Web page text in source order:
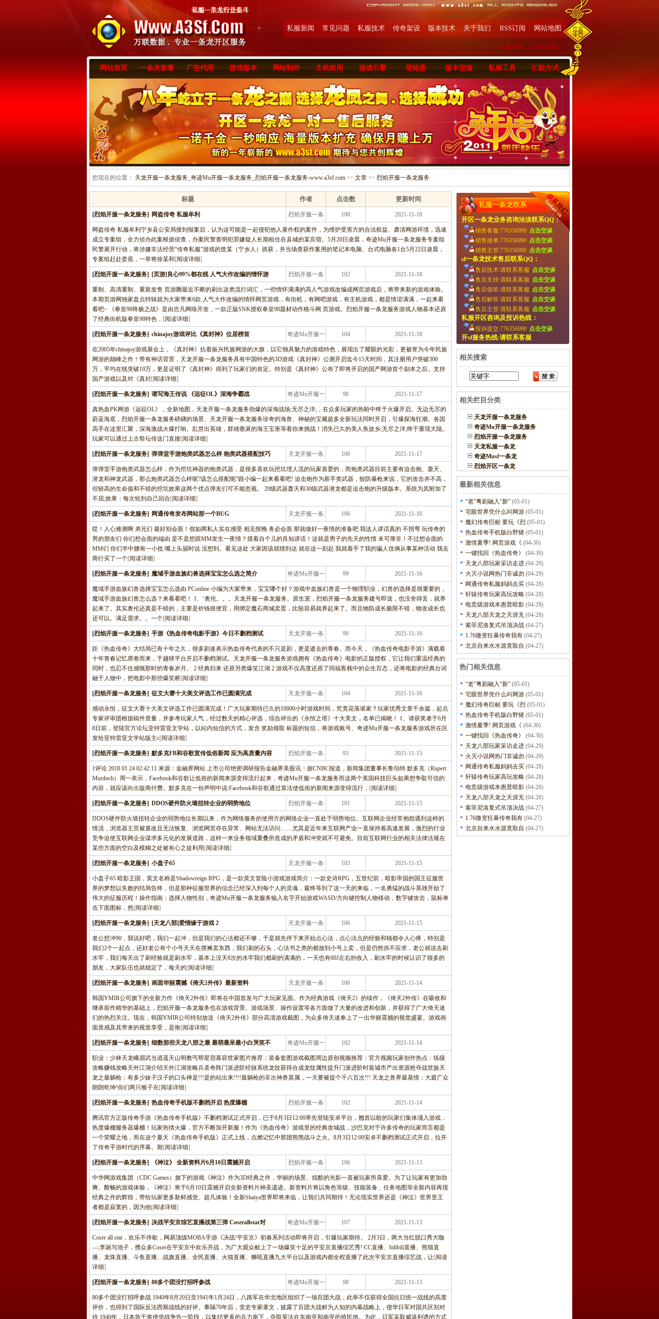
私服新闻 常见问题 私服技术 传奇架设 版本技术 关于我们 RSS订阅 网站地图
收藏本站 设为首页
网站首页 一条龙套餐 广告代理 游戏版本 网站制作 主机租用 游戏引擎 登陆器 版本定做 私服工具 汇款方式
您现在的位置： 天龙开服一条龙服务_奇迹Mu开服一条龙服务_烈焰开服一条龙服务-www.a3sf.com >> 文章 >> 烈焰开服一条龙服务
标题 作者 点击数 更新时间
[烈焰开服一条龙服务] 网盗传奇 私服牟利 烈焰开服一条
龙服务
100 2021-11-18
网盗传奇 私服牟利宁乡县公安局接到报案后，认为这可能是一起侵犯他人著作权的案件，为维护受害方的合法权益、肃清网游环境，迅速
成立专案组，全力侦办此案根据侦查，办案民警查明犯罪嫌疑人长期租住在县城的某宾馆。5月20日凌晨，奇迹Mu开服一条龙服务专案组
民警展开行动，将涉嫌非法经营“传奇私服”游戏的曾某（宁乡人）抓获，并当场查获作案用的笔记本电脑、台式电脑各1台5月22日凌晨，
专案组赶赴娄底，一举将徐某和 [阅读详细]
[烈焰开服一条龙服务] [页游]良心99%都在线 人气大作改编的情怀游 烈焰开服一条
龙服务
102 2021-11-18
重制、高清重制、重新发售 页游圈最近不断的刷出这类流行词汇，一些情怀满满的高人气游戏改编成网页游戏后，将带来新的游戏体验。
本期页游网独家盘点特辑就为大家带来6款 人气大作改编的情怀网页游戏，有街机，有网吧游戏，有主机游戏，都是情谊满满，一起来看
看吧~ 《拳皇98终极之战》是由岂凡网络开发，一款正版SNK授权拳皇98题材动作格斗网 页游戏。烈焰开服一条龙服务游戏人物基本还原
了经典街机版拳皇98特色， [阅读详细]
[烈焰开服一条龙服务] chinajoy游戏评比《真封神》位居榜首 奇迹Mu开服一
条龙服务
104 2021-11-18
在2005年chinajoy游戏展会上，《真封神》抗着振兴民族网游的大旗，以它独具魅力的游戏特色，展现出了耀眼的光彩，更被誉为今年民族
网游的颠峰之作！带有神话背景，天龙开服一条龙服务具有中国特色的3D游戏《真封神》公测开启迄今15天时间，其注册用户突破300
万，平均在线突破10万，更是证明了《真封神》得到了玩家们的肯定。特别是《真封神》公布了即将开启的国产网游首个副本之后。支持
国产游戏以及对《真封[阅读详细]
[烈焰开服一条龙服务] 谱写海王传说 《远征OL》深海争霸战 奇迹Mu开服一
条龙服务
98 2021-11-17
真热血PK网游《远征OL》，全新地图，天龙开服一条龙服务劲爆的深海战场;无尽之洋;，在众多玩家的热盼中终于火爆开启。无边无尽的
蔚蓝海底，烈焰开服一条龙服务磅礴的场景、天龙开服一条龙服务珍奇的海兽、神秘的宝藏超多全新玩法同时开启，引爆探海狂潮。各国
高手在这里汇聚，深海激战火爆打响。乱世出英雄，群雄垂涎的海王宝座等着你来挑战！消失已久的美人鱼故乡;无尽之洋;终于重现大陆。
玩家可以通过上古祭坛传送门直接[阅读详细]
[烈焰开服一条龙服务] 弹弹堂手游炮类武器怎么样 炮类武器搭配技巧 天龙开服一条
龙服务
100 2021-11-17
弹弹堂手游炮类武器怎么样，作为挖坑神器的炮类武器，是很多喜欢玩挖坑埋人流的玩家喜爱的，而炮类武器目前主要有迫击炮、轰天、
潜龙和神龙武器，那么炮类武器怎么样呢?该怎么搭配呢?跟小编一起来看看吧! 迫击炮作为新手类武器，较防暴枪来说，它的攻击并不高，
但较高的生命值和不错的挖坑效果这两个优点弹友们可不能忽视。 20级武器轰天和30级武器潜龙都是迫击炮的升级版本。系统为其附加了
不屈;效果：每次轮到自己回合[阅读详细]
[烈焰开服一条龙服务] 网通传奇发布网站那一个BUG 天龙开服一条
龙服务
106 2021-11-16
哎！人心难测啊 弟兄们 最好别会面！假如两私人实在感受 相见恨晚 务必会面 那就做好一夜情的准备吧 我这人讲话真的 不拐弯 玩传奇的
男的朋友们 你们想会面的端由 是不是想跟MM发生一夜情？摸着自个儿的良知讲话！这就是男子的先天的性情 未可厚非！不过想会面的
MM们 你们半中腰有一小批 嘴上头届时说 没想到。看见这处 大家因该就猜到达 就在这一刻起 我就着手了我的骗人伎俩从事某种活动 我去
商行买了一个[阅读详细]
[烈焰开服一条龙服务] 魔域手游血族幻兽选择宝宝怎么选之简介 奇迹Mu开服一
条龙服务
99 2021-11-16
魔域手游血族幻兽选择宝宝怎么选由 PConline 小编为大家带来，宝宝哪个好？游戏中血族幻兽是一个物理职业，幻兽的选择是很重要的，
魔域手游血族幻兽怎么选？来看看吧！ 1、‘奥伦。。。天龙开服一条龙服务。原生宠，烈焰开服一条龙服务建号即送，也没舍得丢，就养
起来了。其实奥伦还真是不错的，主要是价钱很便宜，用绑定魔石商城卖蛋，比较容易就养起来了。而且物防成长极限不错，物攻成长也
还可以。满足需求。。一个[阅读详细]
[烈焰开服一条龙服务] 手游《热血传奇电影手游》今日不删档测试 天龙开服一条
龙服务
99 2021-11-16
距《热血传奇》大结局已有十年之久，很多剧迷表示热血传奇代表的不只是剧，更是逝去的青春。而今天，《热血传奇电影手游》满载着
十年青春记忆席卷而来，于越狱平台开启不删档测试。天龙开服一条龙服务游戏拥有《热血传奇》电影的正版授权，它让我们重温经典的
同时，也忍不住感慨那时的青春岁月。 2 经典归来 还原另类爆笑江湖 2 游戏不仅高度还原了同福客栈中的众生百态，还将电影的经典台词
融于人物中，把电影中那些爆笑桥[阅读详细]
[烈焰开服一条龙服务] 征文大赛十大美文评选工作已圆满完成 天龙开服一条
龙服务
104 2021-11-16
感动永恒，征文大赛十大美文评选工作已圆满完成！广大玩家期待已久的10000小时游戏时间，究竟花落谁家？玩家优秀文章千余篇，起点
专家评审团根据稿件质量，并参考玩家人气，经过数天的精心评选，综合评出的《永恒之塔》十大美文，名单已揭晓！ 1、请获奖者于6月
8日前，登陆官方论坛亚特雷亚文学站，以站内短信的方式，发含 奖励领取 标题的短信，将游戏账号、奇迹Mu开服一条龙服务游戏所在区
发给亚特雷亚文学站版主c[阅读详细]
[烈焰开服一条龙服务] 默多克FB和谷歌宣传低俗新闻 应为高质量内容 烈焰开服一条
龙服务
93 2021-11-15
1评论 2018 01 24 02:42:11 来源：金融界网站 上市公司绝密调研报告金融界美股讯：据CNBC报道，新闻集团董事长鲁珀特 默多克（Rupert
Murdoch）周一表示，Facebook和谷歌让低俗的新闻来源变得流行起来，奇迹Mu开服一条龙服务而这两个美国科技巨头如果想争取可信的
内容，就应该向出版商付费。默多克在一份声明中说:Facebook和谷歌通过算法使低俗的新闻来源变得流行， [阅读详细]
[烈焰开服一条龙服务] DDOS硬件防火墙扭转企业的弱势地位 烈焰开服一条
龙服务
101 2021-11-15
DDOS硬件防火墙扭转企业的弱势地位长期以来，作为网络服务的使用方的网络企业一直处于弱势地位。互联网企业经常抱怨遇到这样的
情况，浏览器主页被篡改且无法恢复、浏览网页存在异常、网站无法访问……尤其是近年来互联网产业一直保持着高速发展，激烈的行业
竞争迫使互联网企业谋求多元化的发展道路，这样一来业务领域重叠所造成的矛盾和冲突就不可避免。目前互联网行业的相关法律法规在
某些方面的空白及模糊之处被有心之徒利用 [阅读详细]
[烈焰开服一条龙服务] 小盘子65 天龙开服一条
龙服务
103 2021-11-15
小盘子65 暗影王国，英文名称是Shadowreign RPG，是一款英文冒险小游戏游戏简介：一款史诗RPG，五世纪前，暗影帝国的国王征服世
界的梦想以失败的结局告终，但是那种征服世界的信念已经深入到每个人的灵魂，最终等到了这一天的来临，一名勇猛的战斗英雄开始了
伟大的征服历程！操作指南：选择人物性别，奇迹Mu开服一条龙服务输入名字开始游戏WASD/方向键控制人物移动，数字键攻击，鼠标单
击下面图标，然[阅读详细]
[烈焰开服一条龙服务] [天龙八部]爱情缘于游戏 2 天龙开服一条
龙服务
106 2021-11-15
老公想冲90，我说好吧，我们一起冲，但是我们的心法都还不够，于是就先停下来开始点心法，点心法点的经验和钱都令人心疼，特别是
我们2个一起点，还好老公有个小号天天在摆摊卖东西，我们刷的石头，心法书之类的都放到小号上卖，但是仍然供不应求，老公就说去刷
水牢，我们每天出了刷经验就是刷水牢，基本上没天8次的水牢我们都刷的满满的，一天也有60J左右的收入，刷水牢的时候认识了很多的
朋友，大家队伍也就稳定了，每天的 [阅读详细]
[烈焰开服一条龙服务] 画面华丽震撼《倚天2外传》最新资料 天龙开服一条
龙服务
100 2021-11-14
韩国YMIR公司旗下的全新力作《倚天2外传》即将在中国首发与广大玩家见面。作为经典游戏《倚天2》的续作，《倚天2外传》在吸收和
继承前作精华的基础上，烈焰开服一条龙服务也在游戏背景、游戏场景、操作设置等各方面做了大量的改进和创新，并获得了广大倚天迷
们的热烈关注。现在，韩国YMIR公司特别放送《倚天2外传》部分高清游戏截图，为众多倚天迷奉上了一出华丽震撼的视觉盛宴。游戏画
面质感及其带来的视觉享受，是衡[阅读详细]
[烈焰开服一条龙服务] 细数那些天龙八部之最 最萌最呆最小白哭笑不 奇迹Mu开服一
条龙服务
102 2021-11-14
职业：少林天龙峨眉武当逍遥天山明教丐帮星宿慕容世家图片推荐：装备套图游戏截图周边原创视频推荐：官方视频玩家创作热点：练级
攻略赚钱攻略天外江湖介绍天外江湖攻略兵圣奇阵门派进阶经脉系统龙纹获得合成龙纹属性提升门派进阶时装城市产出资源抢夺战世族天
龙之最躺枪：有多少妹子汉子的口头禅是!!!是的站出来!!!!最躺枪的非次神兽莫属，一天要被提个千八百次!!! 天龙之兽界最基情：大庭广众
朗朗乾坤!你们两只猴子在[阅读详细]
[烈焰开服一条龙服务] 热血传奇手机版不删档开启 热度爆棚 烈焰开服一条
龙服务
102 2021-11-14
腾讯官方正版传奇手游《热血传奇手机版》不删档测试正式开启，已于8月3日12:00率先登陆安卓平台，翘首以盼的玩家们集体涌入游戏，
热度爆棚服务器爆棚！玩家热情火爆，官方不断加开新服！作为《热血传奇》游戏里的经典攻城战，沙巴克对于许多传奇的玩家而言都是
一个荣耀之地，而在这个夏天《热血传奇手机版》正式上线，点燃记忆中那团熊熊战斗之火。8月3日12:00安卓不删档测试正式开启，拉开
了传奇手游时代的序幕。期 [阅读详细]
[烈焰开服一条龙服务] 《神泣》 全新资料片6月10日震撼开启 烈焰开服一条
龙服务
106 2021-11-13
中华网游戏集团（CDC Games）旗下的游戏《神泣》作为3D经典之作，华丽的场景、炫酷的光影一直被玩家所喜爱。为了让玩家有更加劲
爽、酣畅的游戏体验，《神泣》将于6月10日震撼开启全新资料片神圣遗迹。新资料片将以角色等级、技能装备、任务地图等全新内容再现
经典之作的辉煌，带给玩家更多新鲜感觉、超凡体验！全新Shaiya世界即将来临，让我们共同期待！无论现实世界还是《神泣》世界里王
者都是寂寞的，因为他[阅读详细]
[烈焰开服一条龙服务] 决战平安京综艺直播战第三弹 Coserallstar对 奇迹Mu开服一
条龙服务
107 2021-11-13
Coser all star，欢乐不停歇，网易顶级MOBA手游《决战!平安京》初春系列活动即将开启，引爆玩家期待。 2月3日，两大当红脱口秀大咖
—;李诞与池子，携众多Coser在平安京中欢乐开战，为广大观众献上了一场爆笑十足的平安京直播综艺秀! CC直播、bilibili直播、熊猫直
播、龙珠直播、斗鱼直播、战旗直播、全民直播、火猫直播、狮吼直播九大平台以及游戏内都全程直播了此次平安京直播综艺战，让[阅读
详细]
[烈焰开服一条龙服务] 80多个团没打招呼参战 奇迹Mu开服一
条龙服务
98 2021-11-13
80多个团没打招呼参战 1940年8月20日至1941年1月24日，八路军在华北地区组织了一场百团大战，此举不仅获得全国抗日统一战线的高度
评价，也得到了国际反法西斯战线的好评。事隔70年后，党史专家著文，披露了百团大战鲜为人知的内幕战略上，侵华日军对国共区别对
待 1940年，日本急于将侵华战争告一阶段，以集结更多的兵力南下，夺取英法在东南亚和南亚的殖民地。为此，日军采取威逼利诱的方式
私服一条龙联系
开区一条龙业务咨询洽淡联系QQ：
销售客服:776356990 点击交谈
销售接单:776356990 点击交谈
销售主管:776356990 点击交谈
sf一条龙技术售后联系QQ：
售后技术:请联系客服 点击交谈
售后支持:请联系客服 点击交谈
售后值班:请联系客服 点击交谈
售后解答:请联系客服 点击交谈
售后主管:请联系客服 点击交谈
私服开区咨询及投诉热线：
投诉提交:776356990 点击交谈
开sf服务热线:请联系客服
相关搜索
相关栏目分类
天龙开服一条龙服务
奇迹Mu开服一条龙服务
烈焰开服一条龙服务
天龙私服一条龙
奇迹Musf一条龙
烈焰开区一条龙
最新相关信息
“老”粤剧融入“新” (05-01)
宅眼世界凭什么叫网游 (05-01)
魔幻传奇巨献 要玩《烈 (05-01)
热血传奇手机版白野猪 (05-01)
激情夏季! 网页游戏《 (04-30)
一键找回《热血传奇》
(04-30)
天龙八部玩家采访走进 (04-29)
火灭小说网热门非诚勿 (04-29)
网通传奇私服妈妈去买 (04-28)
轩辕传奇玩家高玩攻略 (04-28)
电竞级游戏本惠普暗影 (04-28)
天龙八部天龙之天涯无 (04-28)
索菲尼洛复式吊顶决战 (04-27)
1.76微变狂暴传奇我有 (04-27)
北京自来水水源竟取自 (04-27)
热门相关信息
“老”粤剧融入“新” (05-01)
宅眼世界凭什么叫网游 (05-01)
魔幻传奇巨献 要玩《烈 (05-01)
热血传奇手机版白野猪 (05-01)
激情夏季! 网页游戏《 (04-30)
一键找回《热血传奇》
(04-30)
天龙八部玩家采访走进 (04-29)
火灭小说网热门非诚勿 (04-29)
网通传奇私服妈妈去买 (04-28)
轩辕传奇玩家高玩攻略 (04-28)
电竞级游戏本惠普暗影 (04-28)
天龙八部天龙之天涯无 (04-28)
索菲尼洛复式吊顶决战 (04-27)
1.76微变狂暴传奇我有 (04-27)
北京自来水水源竟取自 (04-27)